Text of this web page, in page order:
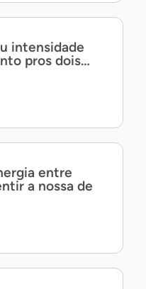
intensidade
pros dois…
entre
a nossa de